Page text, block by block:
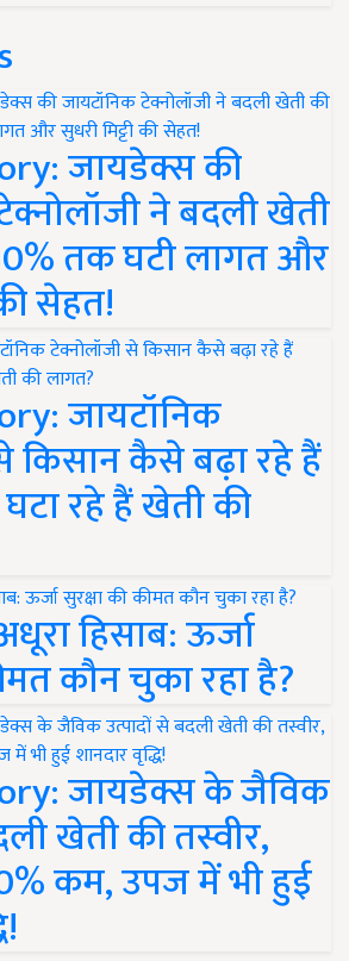
जायडेक्स की
ने बदली खेती
तक घटी लागत और
सेहत!
जायटॉनिक
किसान कैसे बढ़ा रहे हैं
रहे हैं खेती की
हिसाब: ऊर्जा
कौन चुका रहा है?
जायडेक्स के जैविक
खेती की तस्वीर,
कम, उपज में भी हुई